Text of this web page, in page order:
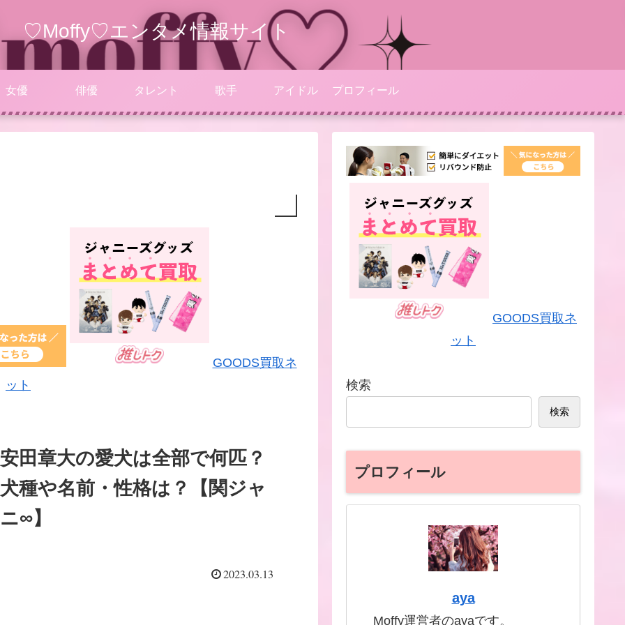
♡Moffy♡エンタメ情報サイト
女優 俳優 タレント 歌手 アイドル プロフィール
GOODS買取ネ
ット
安田章大の愛犬は全部で何匹？
犬種や名前・性格は？【関ジャ
ニ∞】
2023.03.13
GOODS買取ネ
ット
検索
検索
プロフィール
aya
Moffy運営者のayaです。